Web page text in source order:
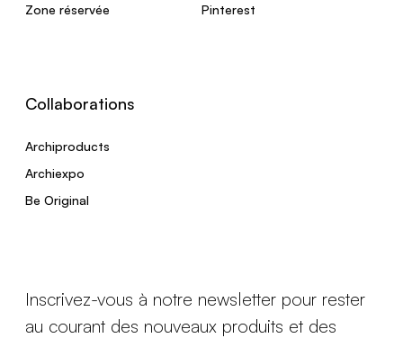
Zone réservée
Pinterest
Collaborations
Archiproducts
Archiexpo
Be Original
Inscrivez-vous à notre newsletter pour rester
au courant des nouveaux produits et des